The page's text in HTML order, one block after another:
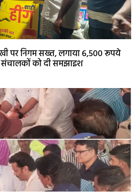
पर निगम सख्त, लगाया 6,500 रूपये
संचालकों को दी समझाइश